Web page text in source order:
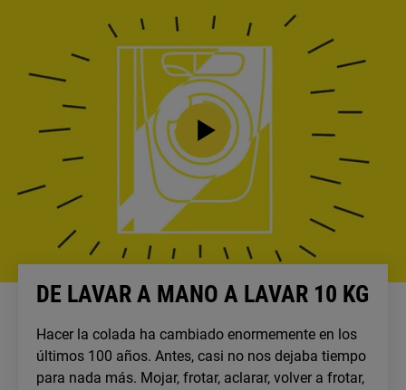
DE LAVAR A MANO A LAVAR 10 KG
Hacer la colada ha cambiado enormemente en los
últimos 100 años. Antes, casi no nos dejaba tiempo
para nada más. Mojar, frotar, aclarar, volver a frotar,